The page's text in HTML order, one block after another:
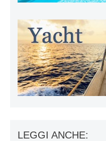
LEGGI ANCHE: